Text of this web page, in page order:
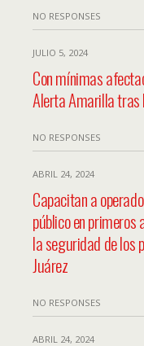
NO RESPONSES
JULIO 5, 2024
Con mínimas
Alerta Amarilla tras
NO RESPONSES
ABRIL 24, 2024
Capacitan a
público en
la seguridad de los
Juárez
NO RESPONSES
ABRIL 24, 2024